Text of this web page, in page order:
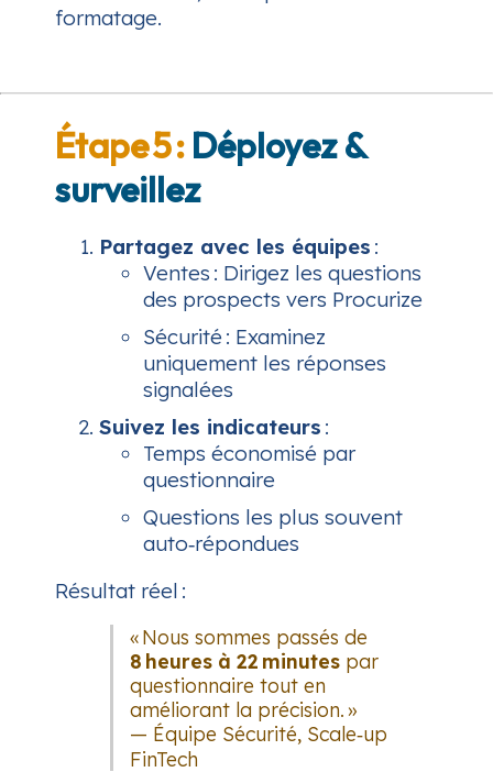
formatage.
Étape 5 : Déployez &
surveillez
Partagez avec les équipes :
Ventes : Dirigez les questions
des prospects vers Procurize
Sécurité : Examinez
uniquement les réponses
signalées
Suivez les indicateurs :
Temps économisé par
questionnaire
Questions les plus souvent
auto‑répondues
Résultat réel :
« Nous sommes passés de
8 heures à 22 minutes par
questionnaire tout en
améliorant la précision. »
— Équipe Sécurité, Scale‑up
FinTech